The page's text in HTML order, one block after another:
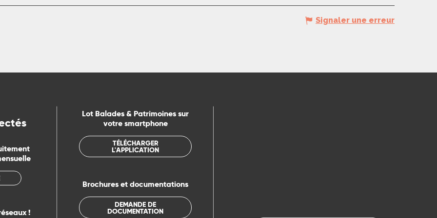
Signaler une erreur
!
Lot Balades & Patrimoines sur
votre smartphone
TÉLÉCHARGER
L'APPLICATION
Brochures et documentations
DEMANDE DE
DOCUMENTATION